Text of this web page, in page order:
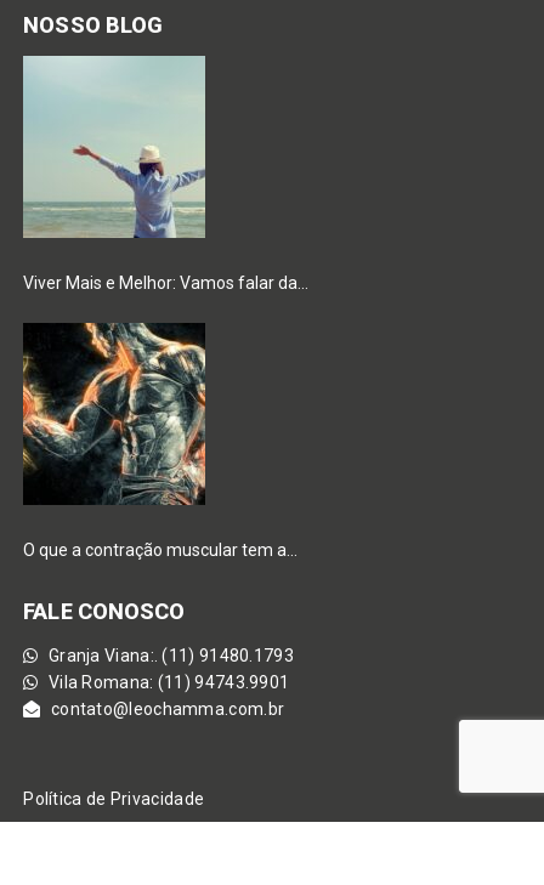
NOSSO BLOG
Viver Mais e Melhor: Vamos falar da…
O que a contração muscular tem a…
FALE CONOSCO
Granja Viana:. (11) 91480.1793
Vila Romana: (11) 94743.9901
contato@leochamma.com.br
Política de Privacidade